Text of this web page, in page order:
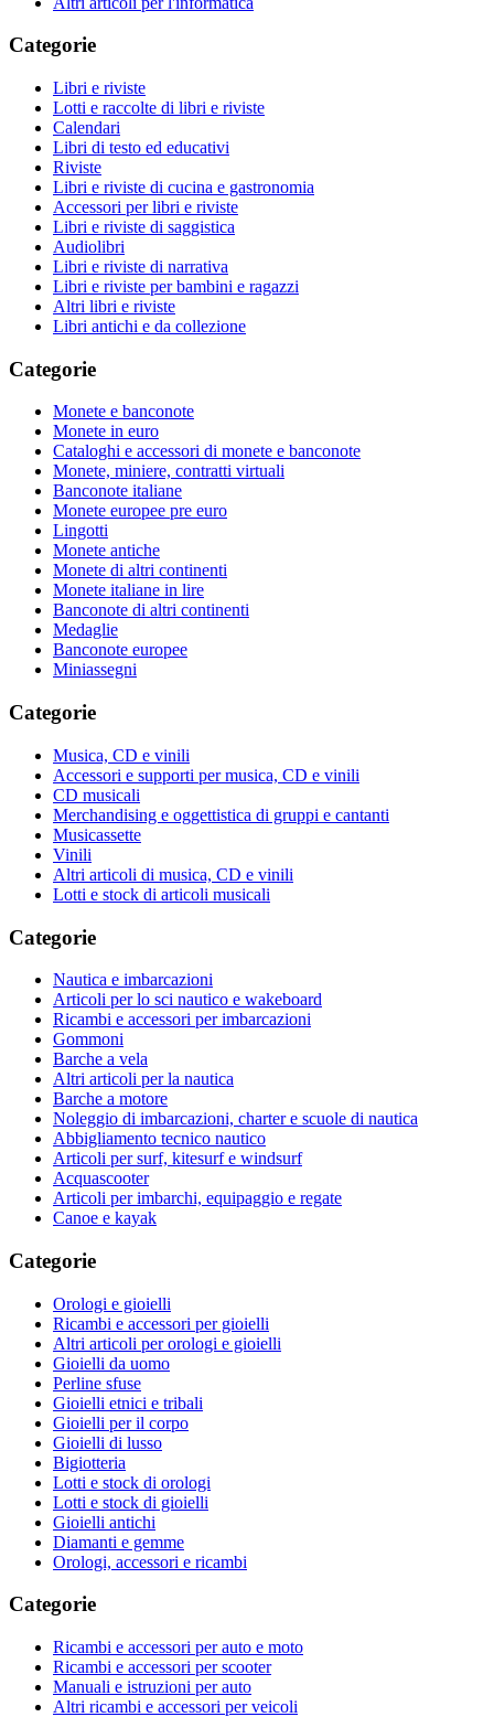
Categorie
Libri e riviste
Lotti e raccolte di libri e riviste
Calendari
Libri di testo ed educativi
Riviste
Libri e riviste di cucina e gastronomia
Accessori per libri e riviste
Libri e riviste di saggistica
Audiolibri
Libri e riviste di narrativa
Libri e riviste per bambini e ragazzi
Altri libri e riviste
Libri antichi e da collezione
Categorie
Monete e banconote
Monete in euro
Cataloghi e accessori di monete e banconote
Monete, miniere, contratti virtuali
Banconote italiane
Monete europee pre euro
Lingotti
Monete antiche
Monete di altri continenti
Monete italiane in lire
Banconote di altri continenti
Medaglie
Banconote europee
Miniassegni
Categorie
Musica, CD e vinili
Accessori e supporti per musica, CD e vinili
CD musicali
Merchandising e oggettistica di gruppi e cantanti
Musicassette
Vinili
Altri articoli di musica, CD e vinili
Lotti e stock di articoli musicali
Categorie
Nautica e imbarcazioni
Articoli per lo sci nautico e wakeboard
Ricambi e accessori per imbarcazioni
Gommoni
Barche a vela
Altri articoli per la nautica
Barche a motore
Noleggio di imbarcazioni, charter e scuole di nautica
Abbigliamento tecnico nautico
Articoli per surf, kitesurf e windsurf
Acquascooter
Articoli per imbarchi, equipaggio e regate
Canoe e kayak
Categorie
Orologi e gioielli
Ricambi e accessori per gioielli
Altri articoli per orologi e gioielli
Gioielli da uomo
Perline sfuse
Gioielli etnici e tribali
Gioielli per il corpo
Gioielli di lusso
Bigiotteria
Lotti e stock di orologi
Lotti e stock di gioielli
Gioielli antichi
Diamanti e gemme
Orologi, accessori e ricambi
Categorie
Ricambi e accessori per auto e moto
Ricambi e accessori per scooter
Manuali e istruzioni per auto
Altri ricambi e accessori per veicoli